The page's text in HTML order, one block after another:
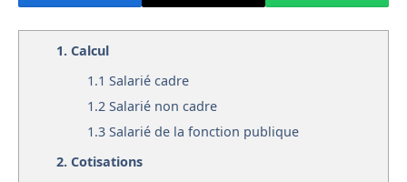
1. Calcul
1.1 Salarié cadre
1.2 Salarié non cadre
1.3 Salarié de la fonction publique
2. Cotisations